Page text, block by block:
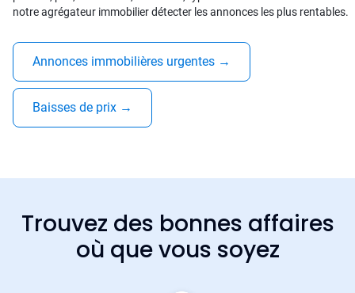
notre agrégateur immobilier détecter les annonces les plus rentables.
Annonces immobilières urgentes →
Baisses de prix →
Trouvez des bonnes affaires
où que vous soyez